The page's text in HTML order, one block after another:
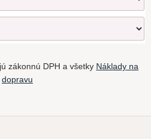
zákonnú DPH a všetky Náklady na
dopravu